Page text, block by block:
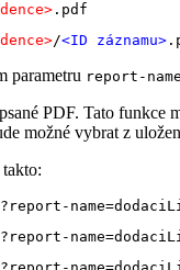
.pdf
/<ID záznamu>
parametru report-name
PDF. Tato
možné vybrat z